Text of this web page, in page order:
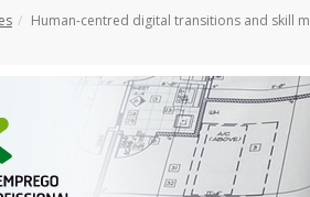
Human-centred digital transitions and skill mismatches in European